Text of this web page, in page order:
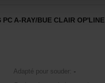
PC A-RAY/BUE CLAIR OP'LINE
Adapté pour souder: -